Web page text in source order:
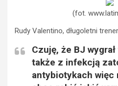
(fot.
Rudy Valentino, długoletni
Czuję, że BJ
także z infekcją
antybiotykach więc